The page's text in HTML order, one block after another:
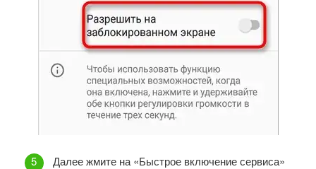
Далее жмите на «Быстрое включение сервиса»